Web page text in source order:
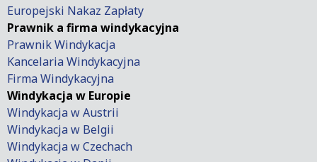
Europejski Nakaz Zapłaty
Prawnik a firma windykacyjna
Prawnik Windykacja
Kancelaria Windykacyjna
Firma Windykacyjna
Windykacja w Europie
Windykacja w Austrii
Windykacja w Belgii
Windykacja w Czechach